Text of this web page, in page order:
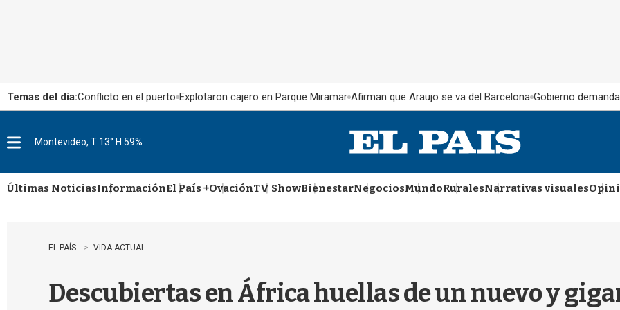
Temas del día:Conflicto en el puerto Explotaron cajero en Parque Miramar Afirman que Araujo se va del Barcelona Gobierno
u
Montevideo, T 13° H 59%
Últimas NoticiasInformaciónEl País +OvaciónTV ShowBienestarNegociosMundoRuralesNarrativas visuales
EL PAÍS VIDA ACTUAL
Descubiertas en África huellas de un nuevo y